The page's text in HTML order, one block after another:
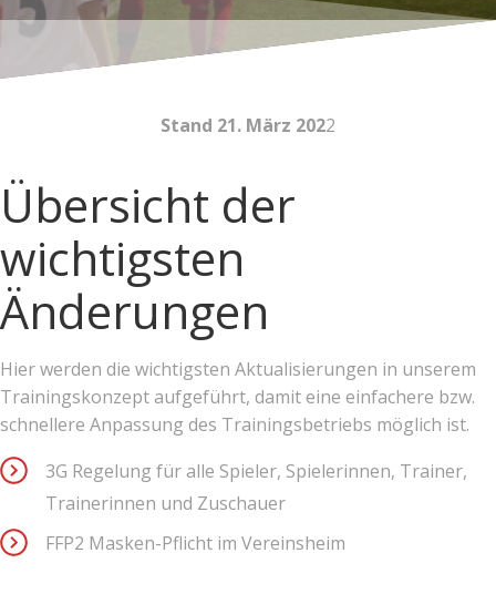
Stand 21. März 2022
Übersicht der
wichtigsten
Änderungen
Hier werden die wichtigsten Aktualisierungen in unserem
Trainingskonzept aufgeführt, damit eine einfachere bzw.
schnellere Anpassung des Trainingsbetriebs möglich ist.
3G Regelung für alle Spieler, Spielerinnen, Trainer,
Trainerinnen und Zuschauer
FFP2 Masken-Pflicht im Vereinsheim